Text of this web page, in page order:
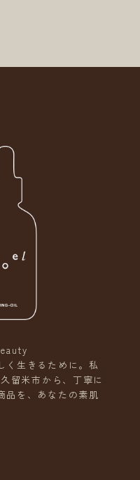
く生きるために。私
留米市から、丁寧に
品を、あなたの素肌